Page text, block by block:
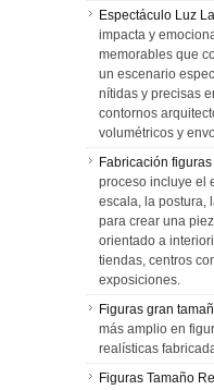
Espectáculo Luz
impacta y
memorables que
un escenario
nítidas y precisas
contornos
volumétricos y
Fabricación
proceso incluye el
escala, la postura,
para crear una
orientado a
tiendas, centros
exposiciones.
Figuras gran
más amplio en
realísticas
Figuras Tamaño